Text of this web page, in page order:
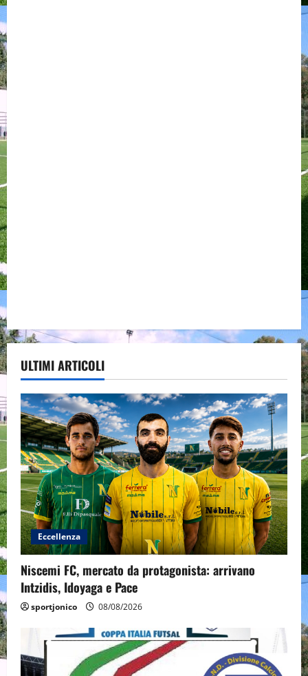
ULTIMI ARTICOLI
Eccellenza
Niscemi FC, mercato da protagonista: arrivano
Intzidis, Idoyaga e Pace
sportjonico 08/08/2026